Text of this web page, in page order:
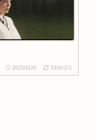
2025/6/20 2026/2/3